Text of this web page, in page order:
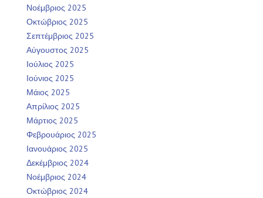
Νοέμβριος 2025
Οκτώβριος 2025
Σεπτέμβριος 2025
Αύγουστος 2025
Ιούλιος 2025
Ιούνιος 2025
Μάιος 2025
Απρίλιος 2025
Μάρτιος 2025
Φεβρουάριος 2025
Ιανουάριος 2025
Δεκέμβριος 2024
Νοέμβριος 2024
Οκτώβριος 2024